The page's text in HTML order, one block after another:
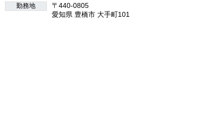
勤務地
〒440-0805
愛知県 豊橋市 大手町101